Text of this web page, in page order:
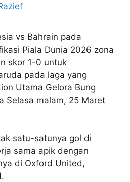
vs Bahrain pada
Piala Dunia 2026 zona
skor 1-0 untuk
pada laga yang
Utama Gelora Bung
Selasa malam, 25 Maret
satu-satunya gol di
sama apik dengan
di Oxford United,